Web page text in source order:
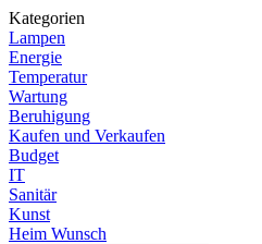
Kategorien
Lampen
Energie
Temperatur
Wartung
Beruhigung
Kaufen und Verkaufen
Budget
IT
Sanitär
Kunst
Heim Wunsch